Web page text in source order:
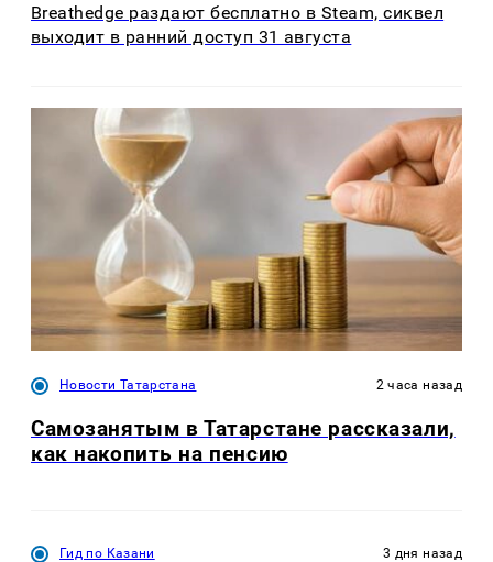
Breathedge раздают бесплатно в Steam, сиквел
выходит в ранний доступ 31 августа
Новости Татарстана 2 часа назад
Самозанятым в Татарстане рассказали,
как накопить на пенсию
Гид по Казани 3 дня назад